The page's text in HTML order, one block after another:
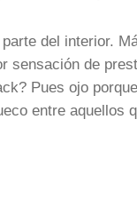
del interior.
sensación de
Pues ojo porque
entre aquellos